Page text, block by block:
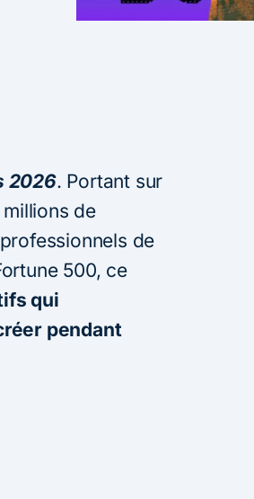
2026. Portant sur
de
de
500, ce
qui
pendant